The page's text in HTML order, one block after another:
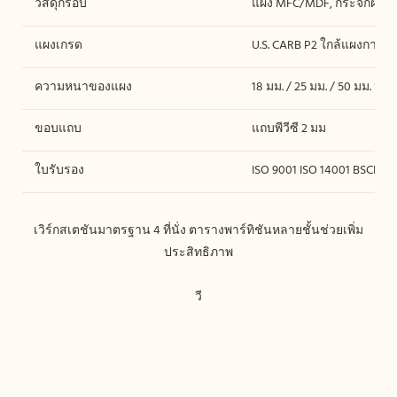
วัสดุกรอบ แผง MFC/MDF, กระจกฝ้า
แผงเกรด U.S. CARB P2 ใกล้แผงกา
ความหนาของแผง 18 มม. / 25 มม. / 50 มม. หรื
ขอบแถบ แถบพีวีซี 2 มม
ใบรับรอง ISO 9001 ISO 14001 BSCI
เวิร์กสเตชันมาตรฐาน 4 ที่นั่ง ตารางพาร์ทิชันหลายชั้นช่วยเพิ่ม
วี